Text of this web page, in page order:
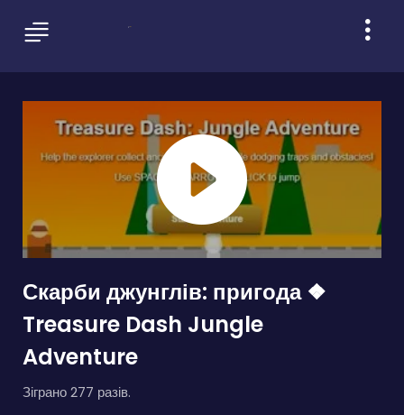
Скарби джунглів: пригода ❖
Treasure Dash Jungle
Adventure
Зіграно 277 разів.